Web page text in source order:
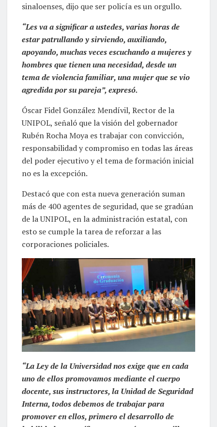
sinaloenses, dijo que ser policía es un orgullo.
“Les va a significar a ustedes, varias horas de
estar patrullando y sirviendo, auxiliando,
apoyando, muchas veces escuchando a mujeres y
hombres que tienen una necesidad, desde un
tema de violencia familiar, una mujer que se vio
agredida por su pareja”, expresó.
Óscar Fidel González Mendívil, Rector de la
UNIPOL, señaló que la visión del gobernador
Rubén Rocha Moya es trabajar con convicción,
responsabilidad y compromiso en todas las áreas
del poder ejecutivo y el tema de formación inicial
no es la excepción.
Destacó que con esta nueva generación suman
más de 400 agentes de seguridad, que se gradúan
de la UNIPOL, en la administración estatal, con
esto se cumple la tarea de reforzar a las
corporaciones policiales.
“La Ley de la Universidad nos exige que en cada
uno de ellos promovamos mediante el cuerpo
docente, sus instructores, la Unidad de Seguridad
Interna, todos debemos de trabajar para
promover en ellos, primero el desarrollo de